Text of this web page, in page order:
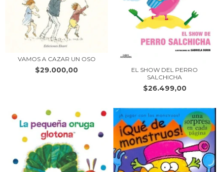
VAMOS A CAZAR UN OSO
$29.000,00
EL SHOW DEL PERRO
SALCHICHA
$26.499,00